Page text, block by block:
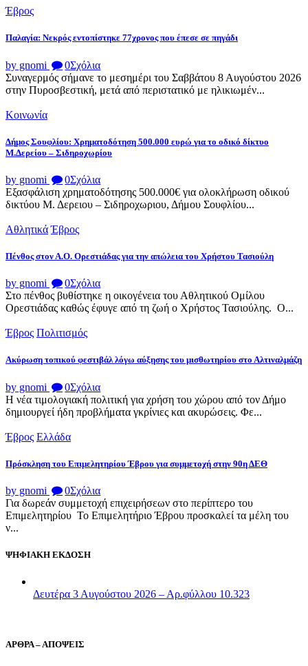
Έβρος
Παλαγία: Νεκρός εντοπίστηκε 77χρονος που έπεσε σε πηγάδι
by gnomi 0Σχόλια
Συναγερμός σήμανε το μεσημέρι του Σαββάτου 8 Αυγούστου 2026
στην Πυροσβεστική, μετά από περιστατικό με ηλικιωμέν...
Κοινωνία
Δήμος Σουφλίου: Χρηματοδότηση 500.000 ευρώ για το οδικό δίκτυο
Μ.Δερείου – Σιδηροχωρίου
by gnomi 0Σχόλια
Εξασφάλιση χρηματοδότησης 500.000€ για ολοκλήρωση οδικού
δικτύου Μ. Δερειου – Σιδηροχωριου, Δήμου Σουφλίου...
Αθλητικά Έβρος
Πένθος στον Α.Ο. Ορεστιάδας για την απώλεια του Χρήστου Τασιούλη
by gnomi 0Σχόλια
Στο πένθος βυθίστηκε η οικογένεια του Αθλητικού Ομίλου
Ορεστιάδας καθώς έφυγε από τη ζωή ο Χρήστος Τασιούλης. Ο...
Έβρος Πολιτισμός
Ακύρωση τοπικού φεστιβάλ λόγω αύξησης του μισθωτηρίου στο Αλτιναλμάζη
by gnomi 0Σχόλια
Η νέα τιμολογιακή πολιτική για χρήση του χώρου από τον Δήμο
δημιουργεί ήδη προβλήματα γκρίνιες και ακυρώσεις. Φε...
Έβρος Ελλάδα
Πρόσκληση του Επιμελητηρίου Έβρου για συμμετοχή στην 90η ΔΕΘ
by gnomi 0Σχόλια
Για δωρεάν συμμετοχή επιχειρήσεων στο περίπτερο του
Επιμελητηρίου Το Επιμελητήριο Έβρου προσκαλεί τα μέλη του
ν...
ΨΗΦΙΑΚΗ ΕΚΔΟΣΗ
Δευτέρα 3 Αυγούστου 2026 – Αρ.φύλλου 10.323
ΑΡΘΡΑ – ΑΠΟΨΕΙΣ